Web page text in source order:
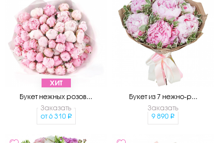
ХИТ
Букет нежных розов...
Заказать
от 6 310
Букет из 7 нежно-р...
Заказать
9 890